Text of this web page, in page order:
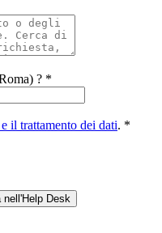
? *
il trattamento dei dati. *
nell'Help Desk